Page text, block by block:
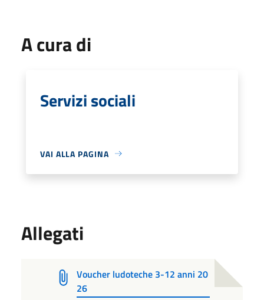
A cura di
Servizi sociali
VAI ALLA PAGINA
Allegati
Voucher ludoteche 3-12 anni 20
26